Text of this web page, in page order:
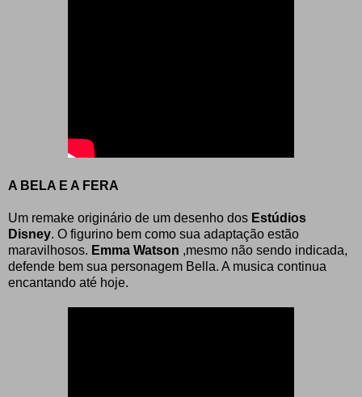
A BELA E A FERA
Um remake originário de um desenho dos Estúdios
Disney. O figurino bem como sua adaptação estão
maravilhosos. Emma Watson ,mesmo não sendo indicada,
defende bem sua personagem Bella. A musica continua
encantando até hoje.